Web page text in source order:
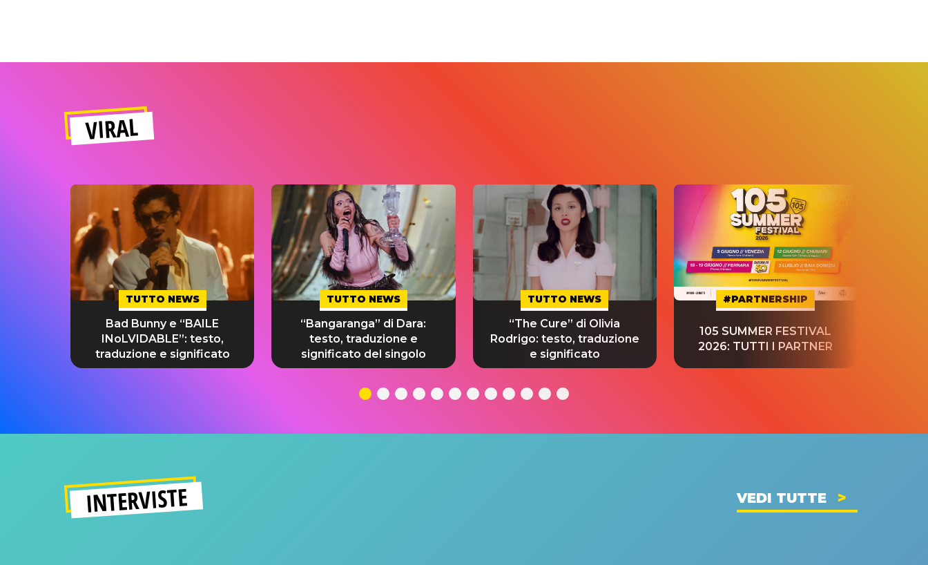
VIRAL
TUTTO NEWS
Bad Bunny e “BAILE
INoLVIDABLE”: testo,
traduzione e significato
TUTTO NEWS
“Bangaranga” di Dara:
testo, traduzione e
significato del singolo
TUTTO NEWS
“The Cure” di Olivia
Rodrigo: testo, traduzione
e significato
#PARTNERSHIP
105 SUMMER FESTIVAL
2026: TUTTI I PARTNER
INTERVISTE VEDI TUTTE